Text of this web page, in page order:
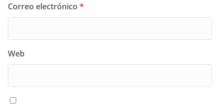
Correo electrónico *
Web